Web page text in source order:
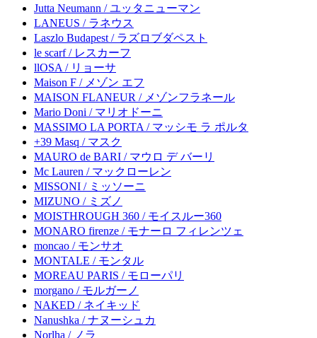
Jutta Neumann / ユッタニューマン
LANEUS / ラネウス
Laszlo Budapest / ラズロブダペスト
le scarf / レスカーフ
llOSA / リョーサ
Maison F / メゾン エフ
MAISON FLANEUR / メゾンフラネール
Mario Doni / マリオドーニ
MASSIMO LA PORTA / マッシモ ラ ポルタ
+39 Masq / マスク
MAURO de BARI / マウロ デ バーリ
Mc Lauren / マックローレン
MISSONI / ミッソーニ
MIZUNO / ミズノ
MOISTHROUGH 360 / モイスルー360
MONARO firenze / モナーロ フィレンツェ
moncao / モンサオ
MONTALE / モンタル
MOREAU PARIS / モローパリ
morgano / モルガーノ
NAKED / ネイキッド
Nanushka / ナヌーシュカ
Norlha / ノラ